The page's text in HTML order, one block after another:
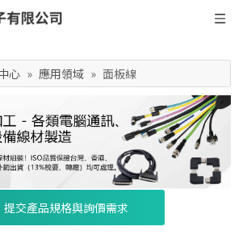
心 » 應用領域 » 面板線
提交產品規格與詢價需求